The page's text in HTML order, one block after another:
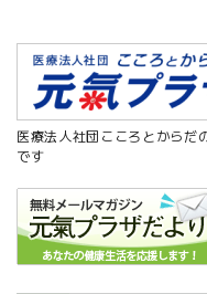
医療法人社団こころとからだ
です